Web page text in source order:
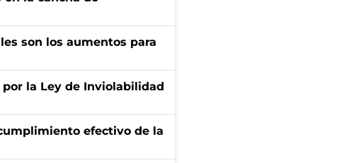
son los aumentos para
la Ley de Inviolabilidad
efectivo de la